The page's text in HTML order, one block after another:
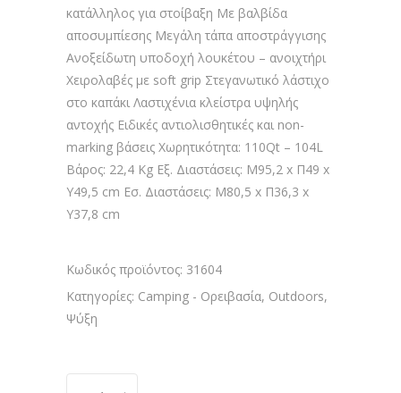
κατάλληλος για στοίβαξη Με βαλβίδα
αποσυμπίεσης Μεγάλη τάπα αποστράγγισης
Ανοξείδωτη υποδοχή λουκέτου – ανοιχτήρι
Χειρολαβές με soft grip Στεγανωτικό λάστιχο
στο καπάκι Λαστιχένια κλείστρα υψηλής
αντοχής Ειδικές αντιολισθητικές και non-
marking βάσεις Χωρητικότητα: 110Qt – 104L
Βάρος: 22,4 Kg Εξ. Διαστάσεις: Μ95,2 x Π49 x
Υ49,5 cm Εσ. Διαστάσεις: Μ80,5 x Π36,3 x
Υ37,8 cm
Κωδικός προϊόντος: 31604
Κατηγορίες: Camping - Ορειβασία, Outdoors,
Ψύξη